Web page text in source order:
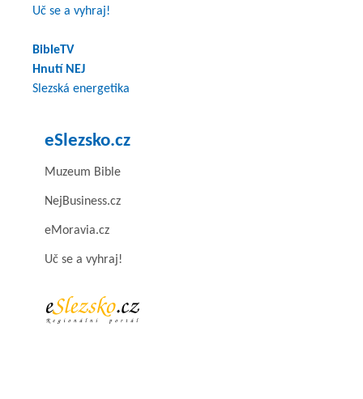
Uč se a vyhraj!
BibleTV
Hnutí NEJ
Slezská energetika
eSlezsko.cz
Muzeum Bible
NejBusiness.cz
eMoravia.cz
Uč se a vyhraj!